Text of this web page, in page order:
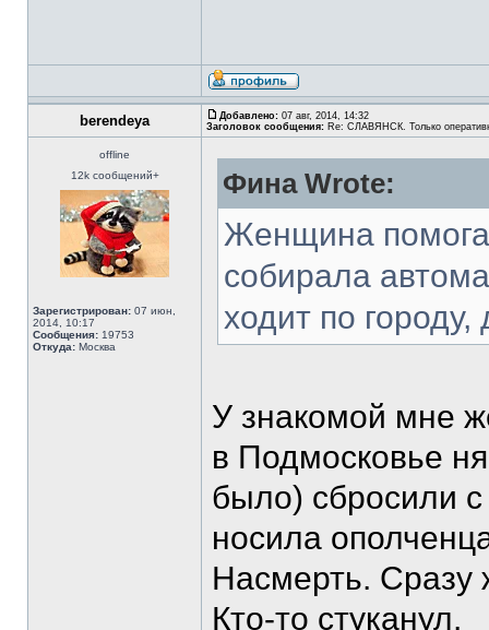
berendeya Добавлено: 07 авг, 2014, 14:32
Заголовок сообщения: Re: СЛАВЯНСК. Только
offline
12k сообщений+
Зарегистрирован: 07 июн,
2014, 10:17
Сообщения: 19753
Откуда: Москва
Фина Wrote:
Женщина
собирала
ходит по
У знакомой мне
в Подмосковье
было) сбросили с
носила
Насмерть. Сразу
Кто-то стуканул.